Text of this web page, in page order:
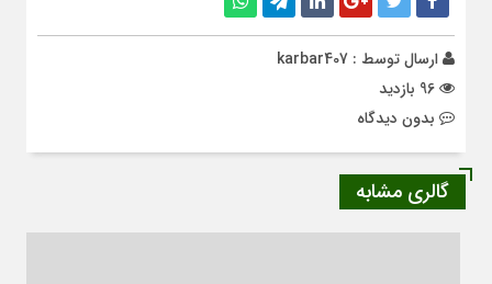
ارسال توسط : karbar407
بدون دیدگاه
گالری مشابه